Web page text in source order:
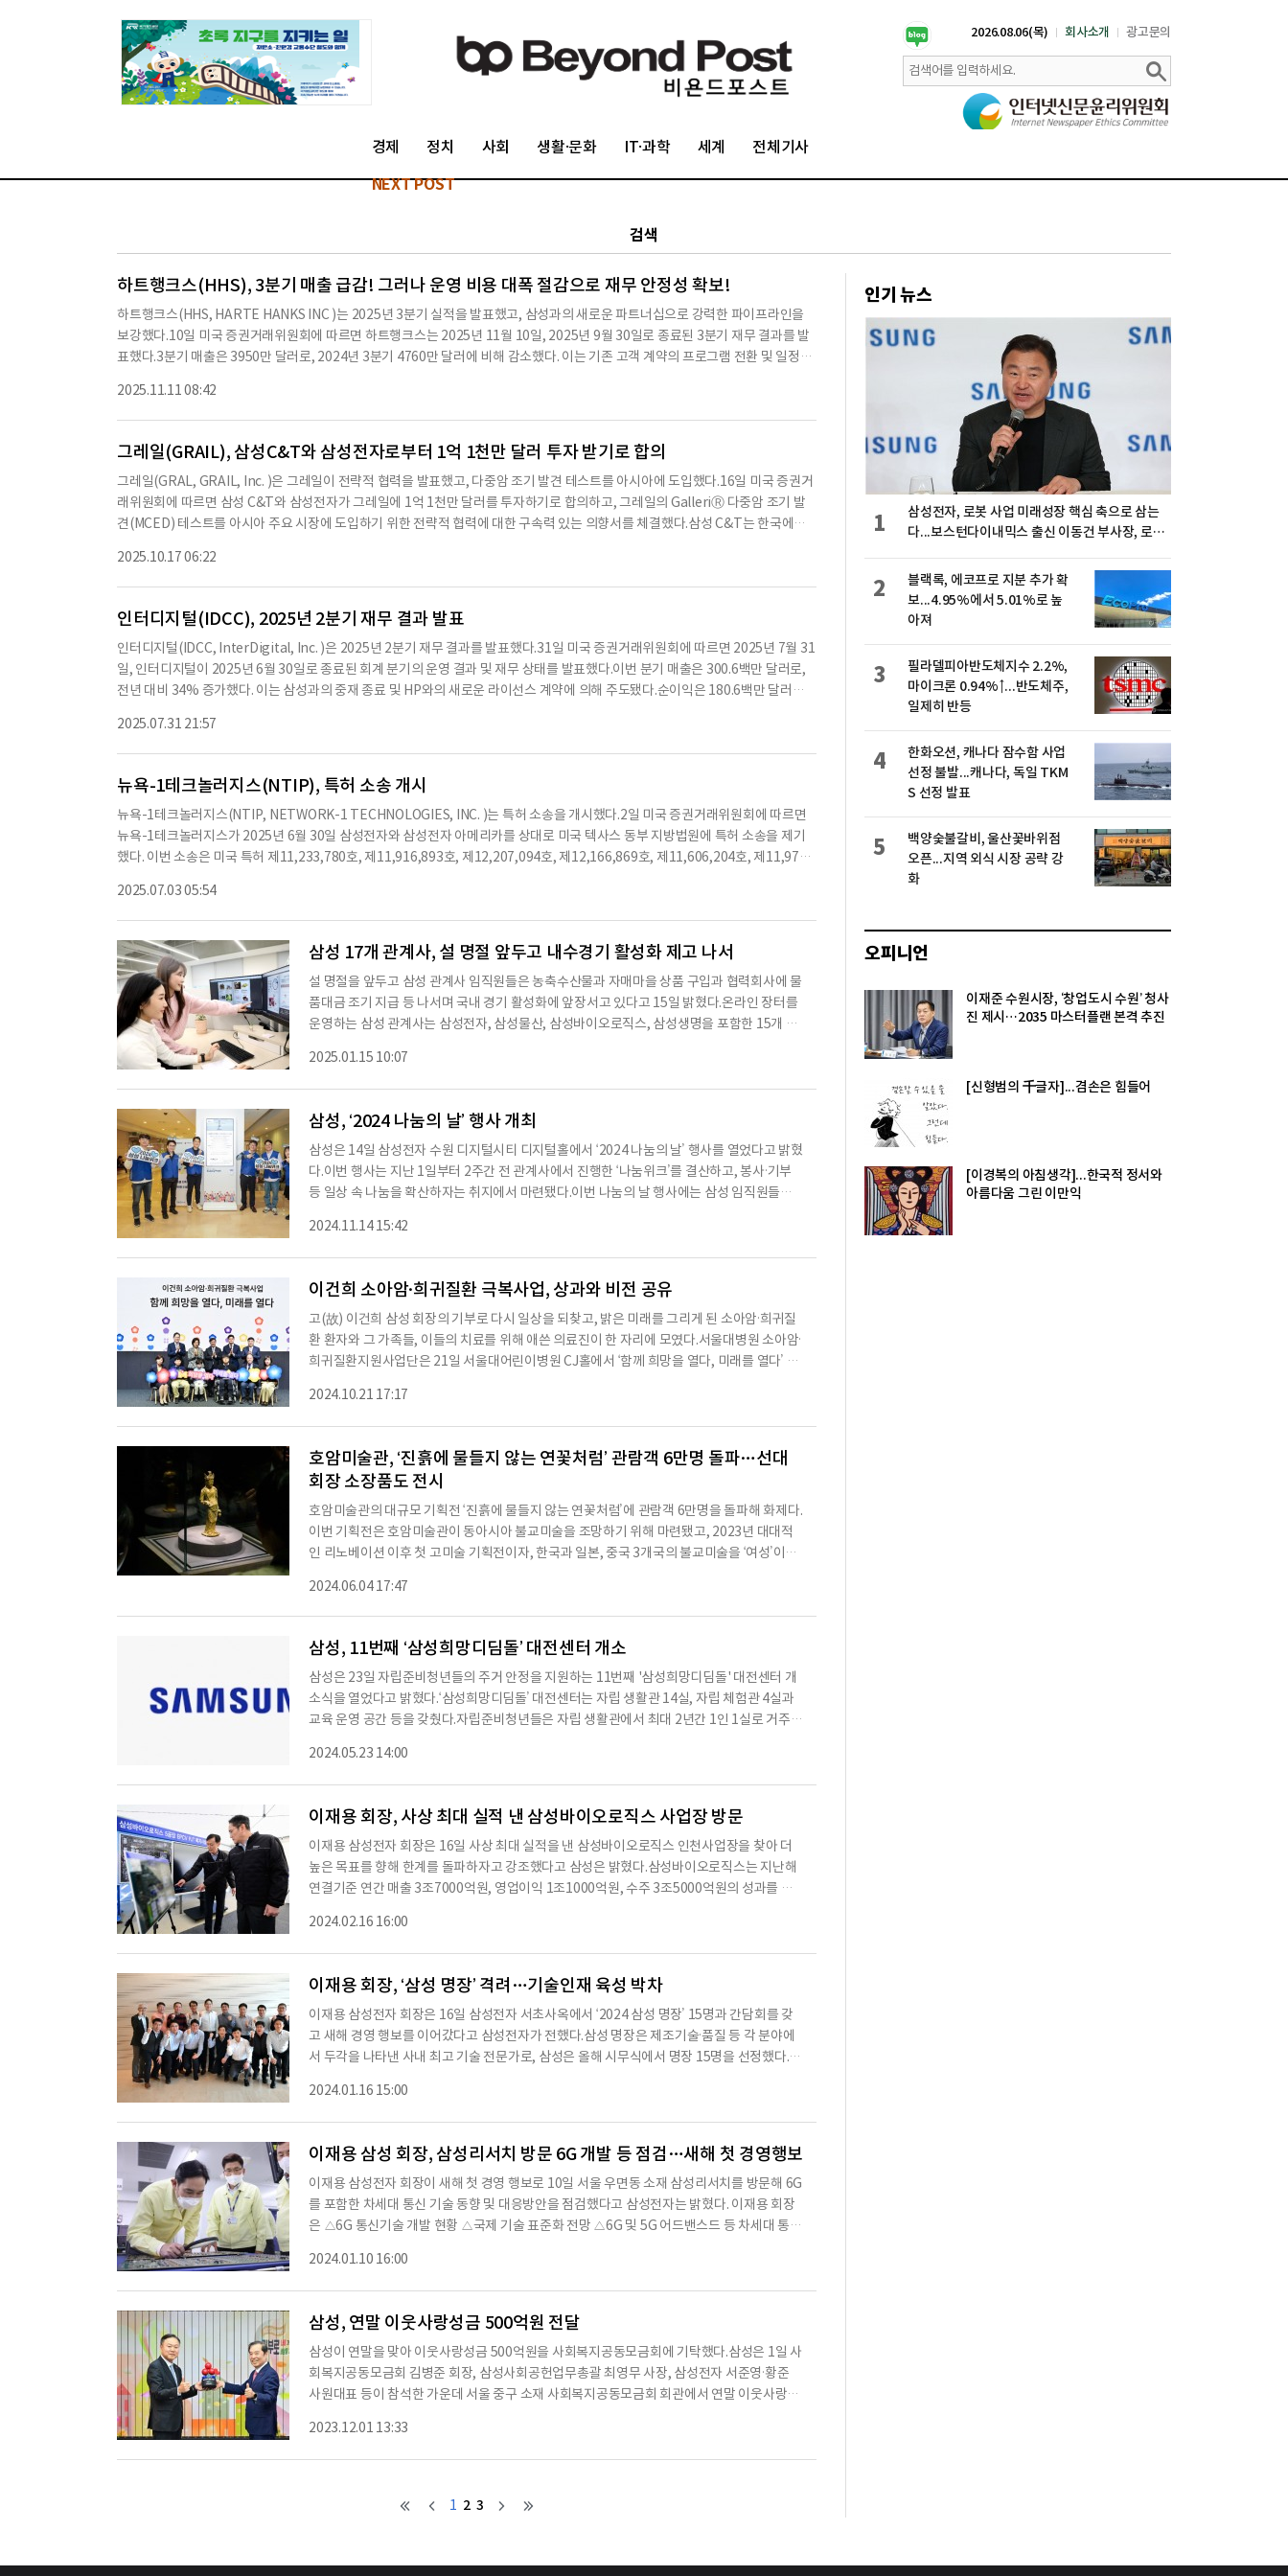
2026.08.06(목) 회사소개 광고문의
경제 정치 사회 생활·문화 IT·과학 세계 전체기사
NEXT POST
검색
하트행크스(HHS), 3분기 매출 급감! 그러나 운영 비용 대폭 절감으로 재무 안정성 확보!
하트행크스(HHS, HARTE HANKS INC )는 2025년 3분기 실적을 발표했고, 삼성과의 새로운 파트너십으로 강력한 파이프라인을
보강했다.10일 미국 증권거래위원회에 따르면 하트행크스는 2025년 11월 10일, 2025년 9월 30일로 종료된 3분기 재무 결과를 발
표했다.3분기 매출은 3950만 달러로, 2024년 3분기 4760만 달러에 비해 감소했다. 이는 기존 고객 계약의 프로그램 전환 및 일정에
적 재조정에 따른 것이다. 2024년 3분기 운영 비용은 4570만 달러였다.순손실은 230만 달러(희석주당 0.31 달러)로, 2024년 3분기
순이익 10만 달러(희석주당 0.02 달러)와 비교된다.EBITDA는 약 170만 달러로, 주식 기반 보상, 퇴직금 및 구조조정 비용을 제외한
조정 EBITDA는 240만 달러에 달한다. 2024년 3분기 EBITDA는 290만 달러, 조정 EBITDA는 410만 달러였다.현금 및 유동성은 6
50만 달러이며, 부채는 없고, 회사의 신용 시설에서 최대 2400만 달러를 이용할 수 있다. 운영을 위한 긍정적인 운전 자본은 1570만
달러에 달한다.하트행크스는 2025년 6월 24일 텍사스 캐피탈 뱅크와의 신용 시설을 수정하여 만기를 2028년 6월 30일까지 연장하
고, 현재 신용 한도에서 최대 1000만 달러의 용량 증가를 요청할 수 있는 옵션을 추가했다.2025년 연간 실적은 매출 1억 1970만 달
러로, 2024년 같은 기간 1억 3810만 달러와 비교된다. 운영 비용은 1억 1920만 달러로, 2024년 1억 3450만 달러에서 감소했다. 순
2025.11.11 08:42
그레일(GRAIL), 삼성C&T와 삼성전자로부터 1억 1천만 달러 투자 받기로 합의
그레일(GRAL, GRAIL, Inc. )은 그레일이 전략적 협력을 발표했고, 다중암 조기 발견 테스트를 아시아에 도입했다.16일 미국 증권거
래위원회에 따르면 삼성 C&T와 삼성전자가 그레일에 1억 1천만 달러를 투자하기로 합의하고, 그레일의 GalleriⓇ 다중암 조기 발
견(MCED) 테스트를 아시아 주요 시장에 도입하기 위한 전략적 협력에 대한 구속력 있는 의향서를 체결했다.삼성 C&T는 한국에서
영 협력도 탐색할 예정이다. 2025년 10월 16일, 서울과 멘로파크에서 삼성 C&T(이하 SCT), 삼성전자(이하 SEC), 그리고 그
2025.10.17 06:22
인터디지털(IDCC), 2025년 2분기 재무 결과 발표
인터디지털(IDCC, InterDigital, Inc. )은 2025년 2분기 재무 결과를 발표했다.31일 미국 증권거래위원회에 따르면 2025년 7월 31
일, 인터디지털이 2025년 6월 30일로 종료된 회계 분기의 운영 결과 및 재무 상태를 발표했다.이번 분기 매출은 300.6백만 달러로,
전년 대비 34% 증가했다. 이는 삼성과의 중재 종료 및 HP와의 새로운 라이선스 계약에 의해 주도됐다.순이익은 180.6백만 달러로,
했으며, 조정된 EBITDA는 236.7백만 달러로 50% 증가했다.인터디지털의 CEO인 리렌 첸은 "삼성과의 계약은 인터디지털이 체결
한 가장 큰 라이선스로, 총 계약 가치는 10억 달러 이상이며, 8년 동안 유효하다"고 말했다. 이 계약으로 연간 반복 수익은 131백만
달러로, 이전 계약보다 67% 증가했다.또한, HP와의 계약은 개인용 컴퓨터에 대한 WiFi 및 비디오 디코딩 기술을 라이선스하는 내용
으로, 이번 분기에는 44백만 달러의 수익이 인식됐다.2025년 전체 매출 전망은 790백만 달러에서 850백만 달러로 상향 조정되었으
며, 조정된 EBITDA는 551백만 달러에서 569백만 달러로 예상된다. 이번 분기 동안 인터디지털은 42백만 달러의 자본을 주주에게
반환했으며, 현금 잔고는 937백만 달러에 달한다.현재 인터디지털은 2025년 3분기 및 전체 연도에 대한 가이던스를 제공하고 있으
며, 3분기 매출은 136백만 달러에서 140백만 달러로 예상된다. 또한, 조정된 EBITDA는 69백만 달러에서 75백만 달러로 예상된다.
여 요
2025.07.31 21:57
뉴욕-1테크놀러지스(NTIP), 특허 소송 개시
뉴욕-1테크놀러지스(NTIP, NETWORK-1 TECHNOLOGIES, INC. )는 특허 소송을 개시했다.2일 미국 증권거래위원회에 따르면
뉴욕-1테크놀러지스가 2025년 6월 30일 삼성전자와 삼성전자 아메리카를 상대로 미국 텍사스 동부 지방법원에 특허 소송을 제기
했다. 이번 소송은 미국 특허 제11,233,780호, 제11,916,893호, 제12,207,094호, 제12,166,869호, 제11,606,204호, 제11,973,
M(임베디드 가입자 식별 모듈) 및 5G 기술을 지원함으로써 특허를 침해했다고 주장한다.이들 제품은 특정 GSMA 및 ETSI 산업 표준
에 부합하여 작동한다.소송의 대상이 되는 특허는 2017년 12월에 인수한 뉴욕-1의 M2M/IoT 특허 포트폴리오의 일부로, 이 포트폴
리오는 IoT(사물인터넷), 기계 간 통신 및 기타 모바일 기기에서 eSIM 기술을 인증하고 사용하는 기술을 포함하고 있다. M2M/IoT
특허 포트폴리오는 소비자 및 M2M 기기에서 사용되는 5G 네트워크 인증을 위한 기술과 최신 인터넷 전송 계층 보안 솔루션과 관련
된 특허도 포함하고 있다.신뢰할 수 있는 연결성 연합(TCA)의 연구에 따르면, 2024년은 전 세계 eSIM 생태계의 성장이 두드러진 해
로, eSIM 장치 출하량이 5억 대를 초과하고 eSIM 프로필 다운로드가 56% 증가할 것으로 예상된다. 뉴욕-1의 M2M/IoT 특허 포트폴
리오에는 41개의 미국 특허(6개의 신청 중)와 15개의 비미국 특허가 포함되어 있으며, 이 특허의 유효 기간은 현재 2033-2034년까
지 연장될 것으로 예상된다.뉴욕-1은 이 포트폴리오를 인수한 이후 지속적으로 개발해왔으며, 추가 청구권의 발행을 기대하고 있다.
M2M/IoT 특허 포트폴리오는 eSIM 및 5G 기술을 포함한 관련 GSMA 및 ETSI 표준에 따라 구현된 IoT 및 M2
2025.07.03 05:54
삼성 17개 관계사, 설 명절 앞두고 내수경기 활성화 제고 나서
설 명절을 앞두고 삼성 관계사 임직원들은 농축수산물과 자매마을 상품 구입과 협력회사에 물
품대금 조기 지급 등 나서며 국내 경기 활성화에 앞장서고 있다고 15일 밝혔다.온라인 장터를
운영하는 삼성 관계사는 삼성전자, 삼성물산, 삼성바이오로직스, 삼성생명을 포함한 15개 상
휴가 시작되기 직전까지 사내 게시판·지자체 쇼핑몰·소상공인 직거래몰 등에서 온라인 장터를
지속할 계획이다.임직원들은 온라인 장터를 통해 △농축수산물 등 전국 특산품 △삼성전자가
2025.01.15 10:07
삼성, ‘2024 나눔의 날’ 행사 개최
삼성은 14일 삼성전자 수원 디지털시티 디지털홀에서 ‘2024 나눔의 날’ 행사를 열었다고 밝혔
다.이번 행사는 지난 1일부터 2주간 전 관계사에서 진행한 ‘나눔위크’를 결산하고, 봉사·기부
등 일상 속 나눔을 확산하자는 취지에서 마련됐다.이번 나눔의 날 행사에는 삼성 임직원들과
런 송혜승 국내사업부문장, 굿네이버스 박정순 아동권리사업본부장, 초록우산 이수경 부회
장, 삼성전자 박승희 CR담당 사장 등 약 100명이 참석했다.국민의힘 이인선 의원과 더불어민
2024.11.14 15:42
이건희 소아암·희귀질환 극복사업, 상과와 비전 공유
고(故) 이건희 삼성 회장의 기부로 다시 일상을 되찾고, 밝은 미래를 그리게 된 소아암·희귀질
환 환자와 그 가족들, 이들의 치료를 위해 애쓴 의료진이 한 자리에 모였다.서울대병원 소아암·
희귀질환지원사업단은 21일 서울대어린이병원 CJ홀에서 ‘함께 희망을 열다, 미래를 열다’ 행
암·희귀질환 극복사업의 성과를 돌아보고, 앞으로의 힘찬 사업 추진을 지속하기 위해 마련된
자리였다. 행사에는 김용태 국회의원, 홍라희 전 리움미술관장, 이재용 삼성전자 회장, 김영태
서울대병원장, 최은화 사업단장 등 주요 인사들이 참석했다. 이건희 소아암
2024.10.21 17:17
호암미술관, ‘진흙에 물들지 않는 연꽃처럼’ 관람객 6만명 돌파…선대
회장 소장품도 전시
호암미술관의 대규모 기획전 ‘진흙에 물들지 않는 연꽃처럼’에 관람객 6만명을 돌파해 화제다.
이번 기획전은 호암미술관이 동아시아 불교미술을 조망하기 위해 마련됐고, 2023년 대대적
인 리노베이션 이후 첫 고미술 기획전이자, 한국과 일본, 중국 3개국의 불교미술을 ‘여성’이라
소개된 작품도 화제다. 해외 개인 소장가로부터 대여해 온 백제의 미소로 잘 알려진 ‘금동 관음
보살 입상’이 국내에서 일반인에 최초로 공개됐고, 고려시대 국보급 작품 ‘나전 국당초문 경
함’은 전세계에 단 6점만이 남아있는 진귀한 명품이다.또 이건희 선대회장
2024.06.04 17:47
삼성, 11번째 ‘삼성희망디딤돌’ 대전센터 개소
삼성은 23일 자립준비청년들의 주거 안정을 지원하는 11번째 '삼성희망디딤돌' 대전센터 개
소식을 열었다고 밝혔다.‘삼성희망디딤돌’ 대전센터는 자립 생활관 14실, 자립 체험관 4실과
교육 운영 공간 등을 갖췄다.자립준비청년들은 자립 생활관에서 최대 2년간 1인 1실로 거주할
립 생활을 미리 체험해 볼 수 있다.대전센터 운영은 대전광역시아동복지협회에서 맡는다.이날
개소식에는 이장우 대전광역시장, 국민의힘 김미애 국회의원, 개혁신당 이주영 국회의원 당
선인, 김병준 사회복지공동모금회 회장, 고금란 아동권리보장원 부원장, 양승연 대전
2024.05.23 14:00
이재용 회장, 사상 최대 실적 낸 삼성바이오로직스 사업장 방문
이재용 삼성전자 회장은 16일 사상 최대 실적을 낸 삼성바이오로직스 인천사업장을 찾아 더
높은 목표를 향해 한계를 돌파하자고 강조했다고 삼성은 밝혔다.삼성바이오로직스는 지난해
연결기준 연간 매출 3조7000억원, 영업이익 1조1000억원, 수주 3조5000억원의 성과를 달
환 △안과질환 치료제 등의 판매 허가를 획득해 창립 12년만에 매출 1조원을 돌파하는 등 최
대 실적에 기여했다고 삼성은 덧붙였다.이 회장은 내년 완공을 목표로 건설하고 있는 5공장 현
술
2024.02.16 16:00
이재용 회장, ‘삼성 명장’ 격려…기술인재 육성 박차
이재용 삼성전자 회장은 16일 삼성전자 서초사옥에서 ‘2024 삼성 명장’ 15명과 간담회를 갖
고 새해 경영 행보를 이어갔다고 삼성전자가 전했다.삼성 명장은 제조기술·품질 등 각 분야에
서 두각을 나타낸 사내 최고 기술 전문가로, 삼성은 올해 시무식에서 명장 15명을 선정했다.이
심 기술인재’를 챙긴 것은 미래 선점을 위한 초격차 기술 개발 및 우수인재 육성의 중요성을 강
조하기 위해서이다.이날 간담회에서 이재용 회장은 명장들이 기술 전문가로 성장해 온 과정
및 애로사항을 경청하고, 앞으로 제조 경쟁력을 계속 높여 나가기 위한 방안 및
2024.01.16 15:00
이재용 삼성 회장, 삼성리서치 방문 6G 개발 등 점검…새해 첫 경영행보
이재용 삼성전자 회장이 새해 첫 경영 행보로 10일 서울 우면동 소재 삼성리서치를 방문해 6G
를 포함한 차세대 통신 기술 동향 및 대응방안을 점검했다고 삼성전자는 밝혔다. 이재용 회장
은 △6G 통신기술 개발 현황 △국제 기술 표준화 전망 △6G 및 5G 어드밴스드 등 차세대 통신
삼성리서치는 삼성의 글로벌 R&D 허브로서 △차세대 네트워크 통신기술 △AI △로봇 △헬스
케어 등 최첨단 분야의 미래 기술을 연구하는 조직이다.이재용 회장은 “새로운 기술 확보에 우
2024.01.10 16:00
삼성, 연말 이웃사랑성금 500억원 전달
삼성이 연말을 맞아 이웃사랑성금 500억원을 사회복지공동모금회에 기탁했다.삼성은 1일 사
회복지공동모금회 김병준 회장, 삼성사회공헌업무총괄 최영무 사장, 삼성전자 서준영·황준
사원대표 등이 참석한 가운데 서울 중구 소재 사회복지공동모금회 회관에서 연말 이웃사랑성
공동모금회에 1999년부터 25년간 지속적으로 연말 이웃사랑 성금을 기탁하고 있다. 올해까
지 기탁한 성금의 누적 총액은 8200억원에 이른다.삼성은 1999년부터 2003년까지는 매년 1
2023.12.01 13:33
1 2 3
인기 뉴스
삼성전자, 로봇 사업 미래성장 핵심 축으로 삼는
다...보스턴다이내믹스 출신 이동건 부사장, 로보
1
블랙록, 에코프로 지분 추가 확
보...4.95%에서 5.01%로 높
아져
2
필라델피아반도체지수 2.2%,
마이크론 0.94%↑...반도체주,
일제히 반등
3
한화오션, 캐나다 잠수함 사업
선정 불발...캐나다, 독일 TKM
S 선정 발표
4
백양숯불갈비, 울산꽃바위점
오픈...지역 외식 시장 공략 강
화
5
오피니언
이재준 수원시장, ‘창업도시 수원’ 청사
진 제시…2035 마스터플랜 본격 추진
[신형범의 千글자]...겸손은 힘들어
[이경복의 아침생각]...한국적 정서와
아름다움 그린 이만익